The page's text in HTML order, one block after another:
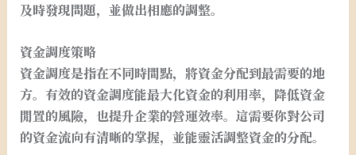
及時發現問題，並做出相應的調整。
資金調度策略
資金調度是指在不同時間點，將資金分配到最需要的地
方。有效的資金調度能最大化資金的利用率，降低資金
閒置的風險，也提升企業的營運效率。這需要你對公司
的資金流向有清晰的掌握，並能靈活調整資金的分配。